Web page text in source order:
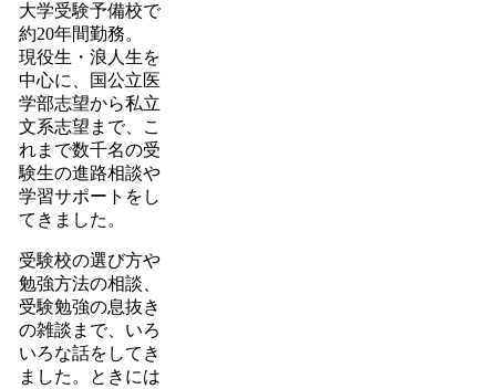
大学受験予備校で
約20年間勤務。
現役生・浪人生を
中心に、国公立医
学部志望から私立
文系志望まで、こ
れまで数千名の受
験生の進路相談や
学習サポートをし
てきました。
受験校の選び方や
勉強方法の相談、
受験勉強の息抜き
の雑談まで、いろ
いろな話をしてき
ました。ときには